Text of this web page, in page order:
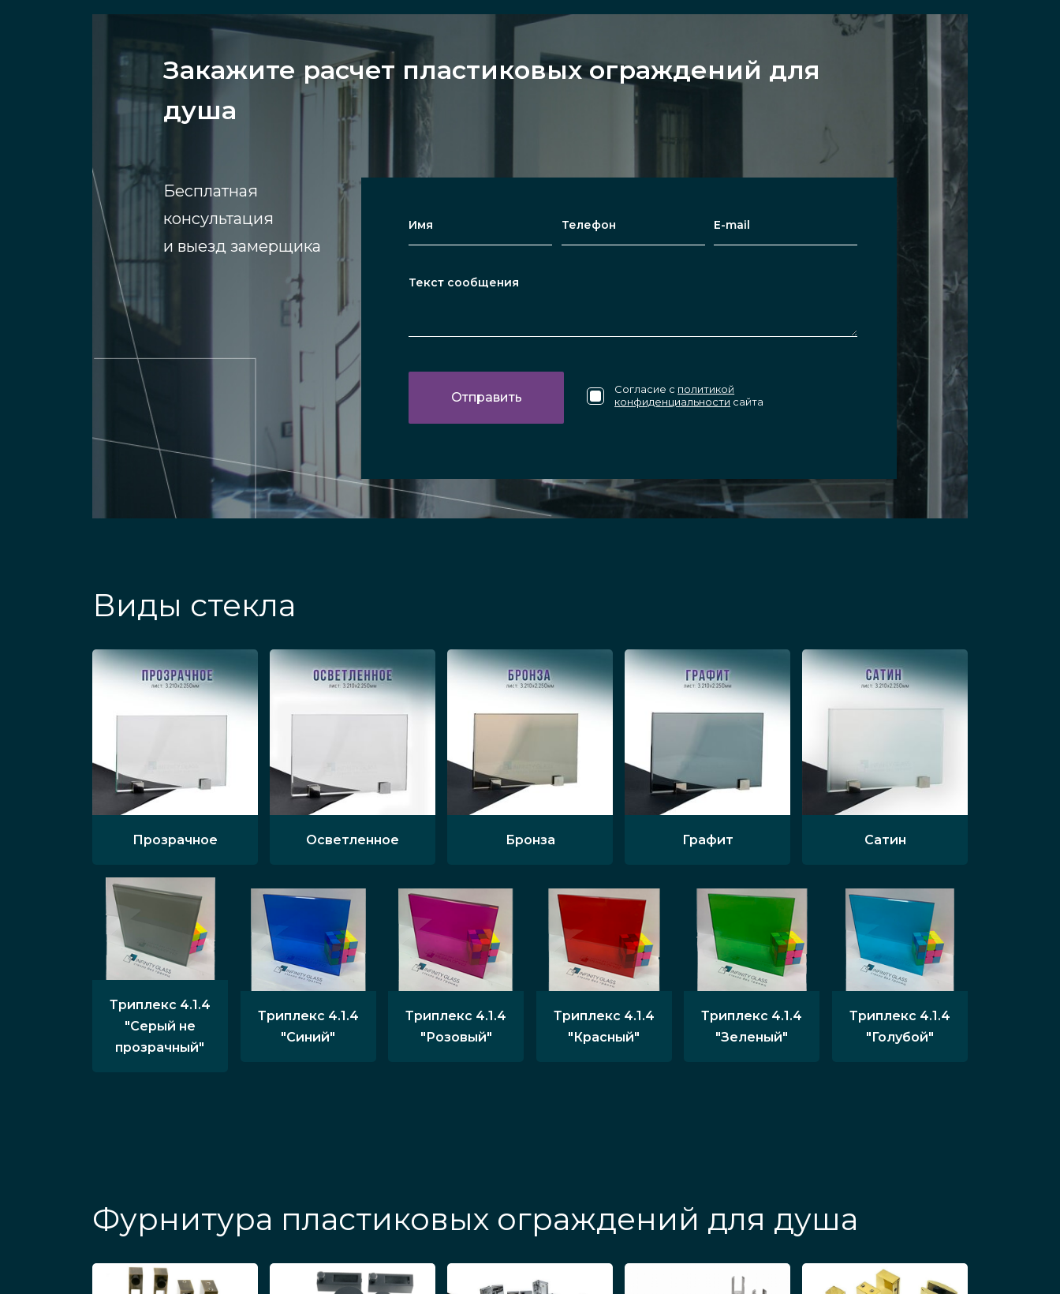
Закажите расчет пластиковых ограждений для
душа
Бесплатная
консультация
и выезд замерщика
Согласие с политикой
конфиденциальности сайта
Виды стекла
Прозрачное Осветленное Бронза Графит Сатин
Триплекс 4.1.4
"Серый не
прозрачный"
Триплекс 4.1.4
"Синий"
Триплекс 4.1.4
"Розовый"
Триплекс 4.1.4
"Красный"
Триплекс 4.1.4
"Зеленый"
Триплекс 4.1.4
"Голубой"
Фурнитура пластиковых ограждений для душа